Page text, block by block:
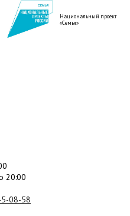
Национальный проект
«Семья»
20:00
08-58